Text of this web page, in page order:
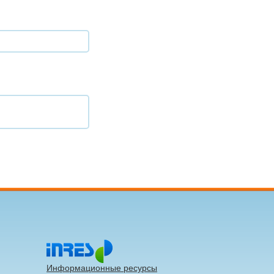
Информационные ресурсы